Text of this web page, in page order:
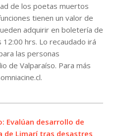
de los poetas muertos
tienen un valor de
adquirir en boletería de
hrs. Lo recaudado irá
las personas
de Valparaíso. Para más
Evalúan desarrollo de
de Limarí tras desastres